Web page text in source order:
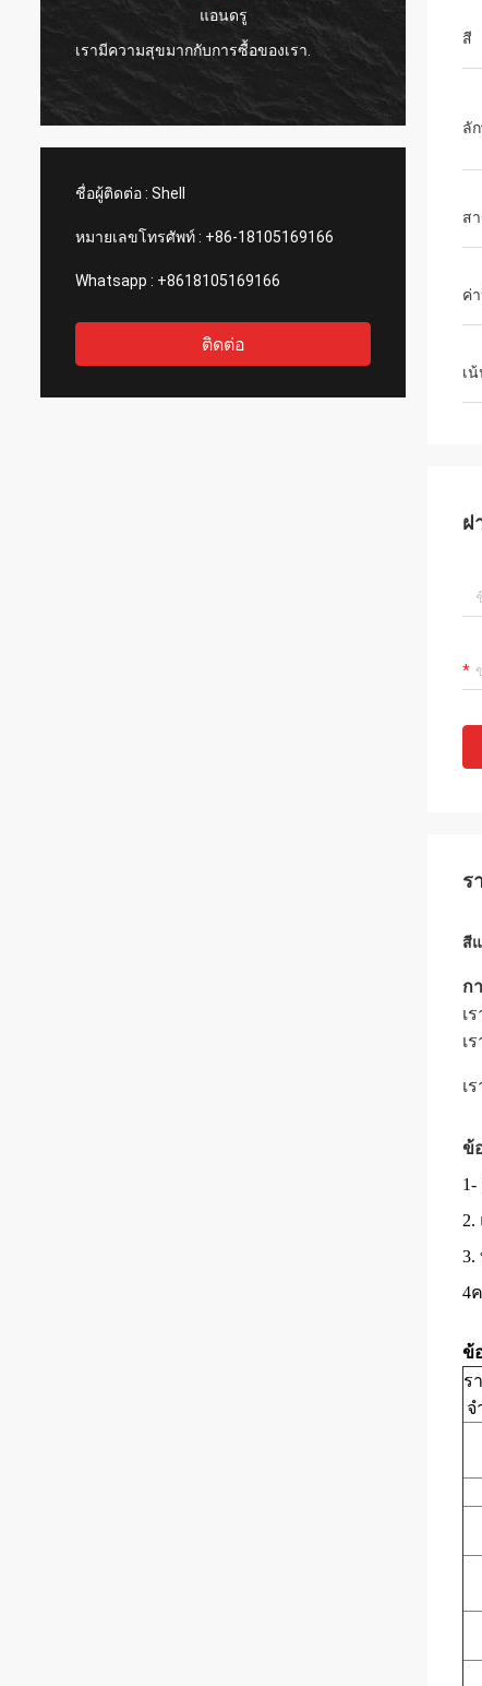
แอนดรู
เรามีความสุขมากกับการซื้อของเรา.
CN Sports เ
ผลิตภัณฑ์และบ
ชื่อผู้ติดต่อ : Shell
หมายเลขโทรศัพท์ : +86-18105169166
Whatsapp : +8618105169166
ติดต่อ
สี
ลั
ส
ค่
เ
ฝ
ร
สี
ก
เ
เ
เ
ข้
2.
3.
4
ข้
ร
จํ